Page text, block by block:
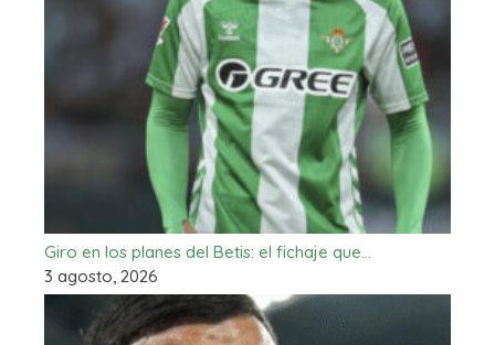
Giro en los planes del Betis: el fichaje que…
3 agosto, 2026